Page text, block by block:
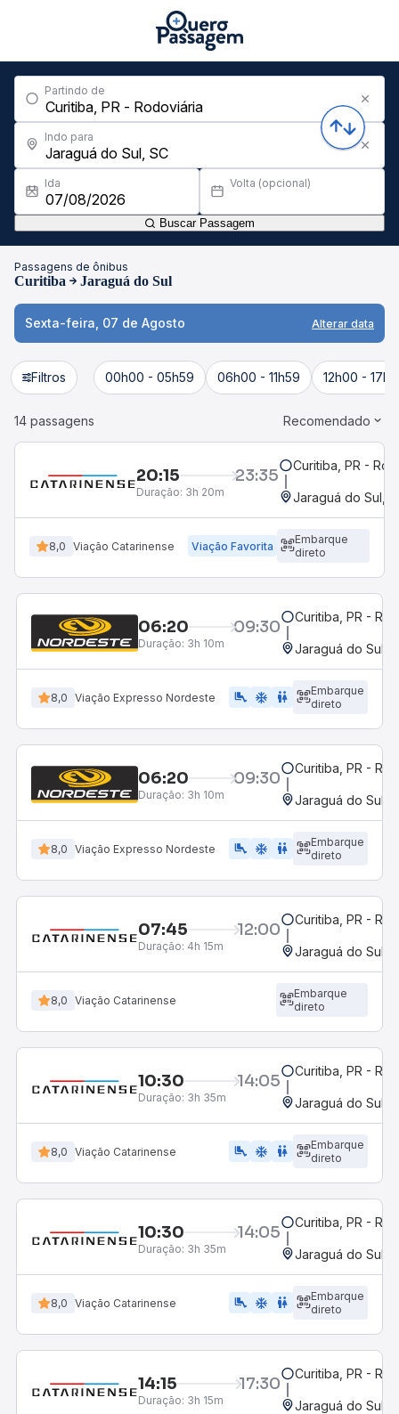
Partindo de
Indo para
Ida Volta (opcional)
Buscar Passagem
Passagens de ônibus
Curitiba Jaraguá do Sul
Sexta-feira, 07 de Agosto Alterar data
Filtros 00h00 - 05h59 06h00 - 11h59 12h00 -
14 passagens Recomendado
20:15 23:35
Duração: 3h 20m
Curitiba, PR -
Jaraguá do Sul,
8,0 Viação Catarinense Viação Favorita
Embarque
direto
06:20 09:30
Duração: 3h 10m
Curitiba, PR -
Jaraguá do Sul,
8,0 Viação Expresso Nordeste airline_seat_legroom_extra ac_unit WC
Embarque
direto
06:20 09:30
Duração: 3h 10m
Curitiba, PR -
Jaraguá do Sul,
8,0 Viação Expresso Nordeste airline_seat_legroom_extra ac_unit WC
Embarque
direto
07:45 12:00
Duração: 4h 15m
Curitiba, PR -
Jaraguá do Sul,
8,0 Viação Catarinense
Embarque
direto
10:30 14:05
Duração: 3h 35m
Curitiba, PR -
Jaraguá do Sul,
8,0 Viação Catarinense airline_seat_legroom_extra ac_unit WC
Embarque
direto
10:30 14:05
Duração: 3h 35m
Curitiba, PR -
Jaraguá do Sul,
8,0 Viação Catarinense airline_seat_legroom_extra ac_unit wc
Embarque
direto
14:15 17:30
Duração: 3h 15m
Curitiba, PR -
Jaraguá do Sul,